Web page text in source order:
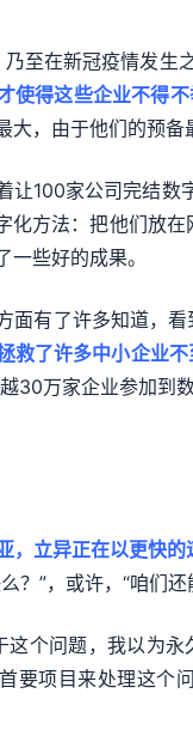
至在新冠疫情发生
使得这些企业不得
大，由于他们的预
让100家公司完结数
化方法：把他们放在
些好的成果。
面有了许多知道，
救了许多中小企业
30万家企业参加到
，立异正在以更快的
？”，或许，“咱们
这个问题，我以为
要项目来处理这个